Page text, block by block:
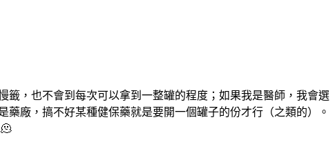
，也不會到每次可以拿到一整罐的程度；如果我是醫師，我會選
廠，搞不好某種健保藥就是要開一個罐子的份才行（之類的）。